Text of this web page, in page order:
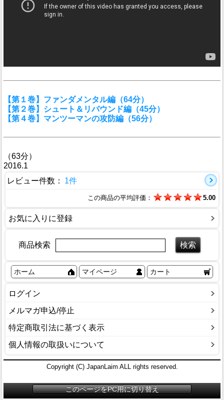
【第１巻】ファンダメンタル編（64分）
【第２巻】シュート＆リバウンド編（45分）
【第４巻】マンツーマンの攻防編（56分）
（63分）
2016.1
レビュー件数：
1件
この商品の平均評価： 5.00
お気に入りに登録
商品検索
ホーム マイページ カート
ログイン
メルマガ申込/停止
特定商取引法に基づく表示
個人情報の取扱いについて
Copyright (C) JapanLaim ALL rights reserved.
このページをPC用に切り替え